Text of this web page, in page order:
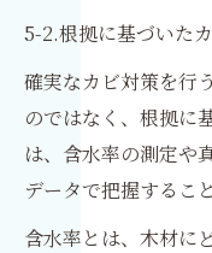
5-2.根拠に基づいた
確実なカビ対策を行
のではなく、根拠に
は、含水率の測定や
データで把握するこ
含水率とは、木材に